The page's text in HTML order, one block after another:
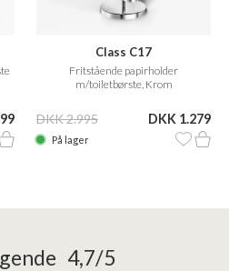
Class C17
Fritstående papirholder
m/toiletbørste, Krom
DKK 2.995 DKK 1.279
På lager
4,7/5